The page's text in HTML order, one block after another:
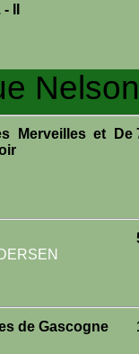
II
Merveilles et De
de Gascogne